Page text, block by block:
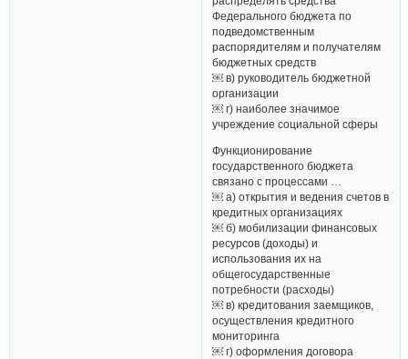
Федерального бюджета по
подведомственным
распорядителям и получателям
бюджетных средств
￼ в) руководитель бюджетной
организации
￼ г) наиболее значимое
учреждение социальной сферы
Функционирование
государственного бюджета
связано с процессами …
￼ а) открытия и ведения счетов в
кредитных организациях
￼ б) мобилизации финансовых
ресурсов (доходы) и
использования их на
общегосударственные
потребности (расходы)
￼ в) кредитования заемщиков,
осуществления кредитного
мониторинга
￼ г) оформления договора